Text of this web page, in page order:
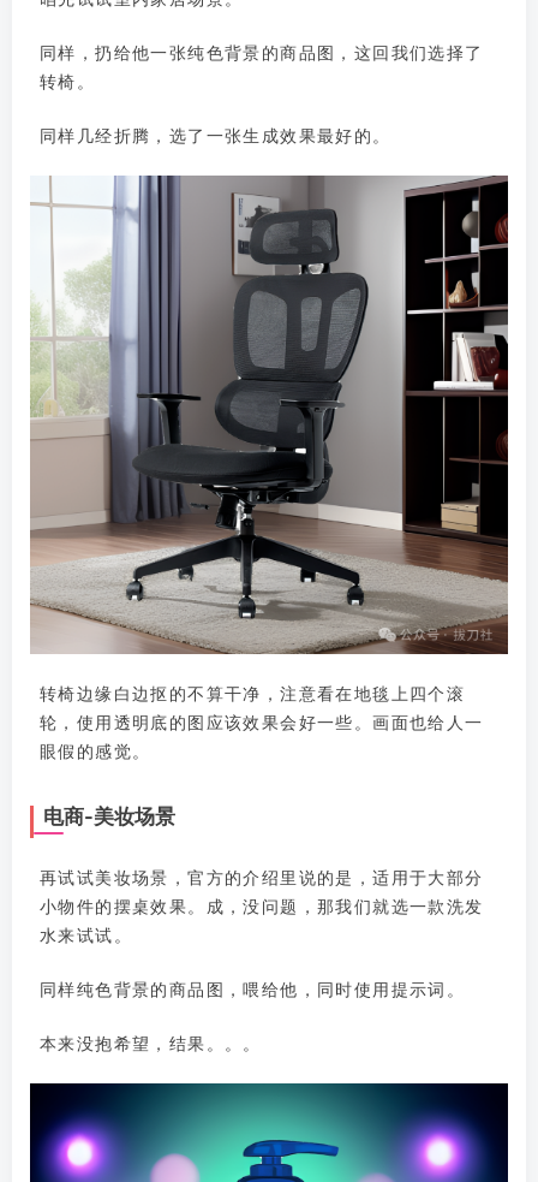
同样，扔给他一张纯色背景的商品图，这回我们选择了
转椅。
同样几经折腾，选了一张生成效果最好的。
转椅边缘白边抠的不算干净，注意看在地毯上四个滚
轮，使用透明底的图应该效果会好一些。画面也给人一
眼假的感觉。
电商-美妆场景
再试试美妆场景，官方的介绍里说的是，适用于大部分
小物件的摆桌效果。成，没问题，那我们就选一款洗发
水来试试。
同样纯色背景的商品图，喂给他，同时使用提示词。
本来没抱希望，结果。。。